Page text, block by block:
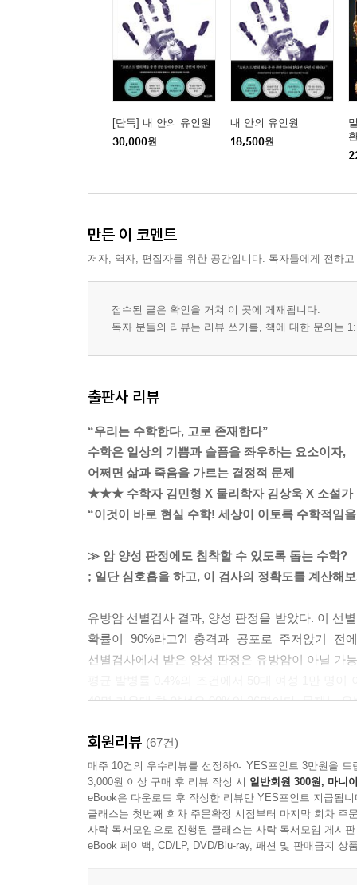
[단독] 내 안의 유인원
30,000원
내 안의 유인원
18,500원
만든 이 코멘트
저자, 역자, 편집자를 위한 공간입니다. 독자들에게 전하
접수된 글은 확인을 거쳐 이 곳에 게재됩니다.
독자 분들의 리뷰는 리뷰 쓰기를, 책에 대한 문의는
출판사 리뷰
“우리는 수학한다, 고로 존재한다”
수학은 일상의 기쁨과 슬픔을 좌우하는 요소이자,
어쩌면 삶과 죽음을 가르는 결정적 문제
★★★ 수학자 김민형 X 물리학자 김상욱 X 소설가
“이것이 바로 현실 수학! 세상이 이토록 수학적임
≫ 암 양성 판정에도 침착할 수 있도록 돕는 수학?
; 일단 심호흡을 하고, 이 검사의 정확도를 계산해
유방암 선별검사 결과, 양성 판정을 받았다. 이 선
확률이 90%라고?! 충격과 공포로 주저앉기
선별검사에서 받은 양성 판정은 유방암이 아닐 가
40명 가운데 참 양성은 90%인 36명이다. 문제는
검사의 정밀도를 높이는 아주 단순한 방법이 있는
(거짓 양성이 많이 나오는) 선별검사로 진행된다
대개 진단검사인데, 특이도가 훨씬 높아 거짓 양성
같은 맥락에서, 유방암 선별검사를 매년 받으면,
이제 좀 진정이 되는가? 수학의 방에 들어갔다 나
좋든 싫든 거짓 양성과 거짓 음성은 피할 수 없다.
회원리뷰 (67건)
매주 10건의 우수리뷰를 선정하여 YES포인트 3만원을 드
3,000원 이상 구매 후 리뷰 작성 시 일반회원 300원, 마니
eBook은 다운로드 후 작성한 리뷰만 YES포인트 지급됩니
클래스는 첫번째 회차 주문확정 시점부터 마지막 회차 주
사락 독서모임으로 진행된 클래스는 사락 독서모임 게시
eBook 페이백, CD/LP, DVD/Blu-ray, 패션 및 판매금지 상